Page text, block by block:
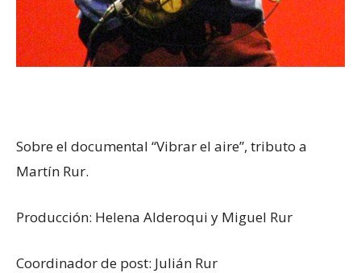
Sobre el documental “Vibrar el aire”, tributo a
Martín Rur.
Producción: Helena Alderoqui y Miguel Rur
Coordinador de post: Julián Rur